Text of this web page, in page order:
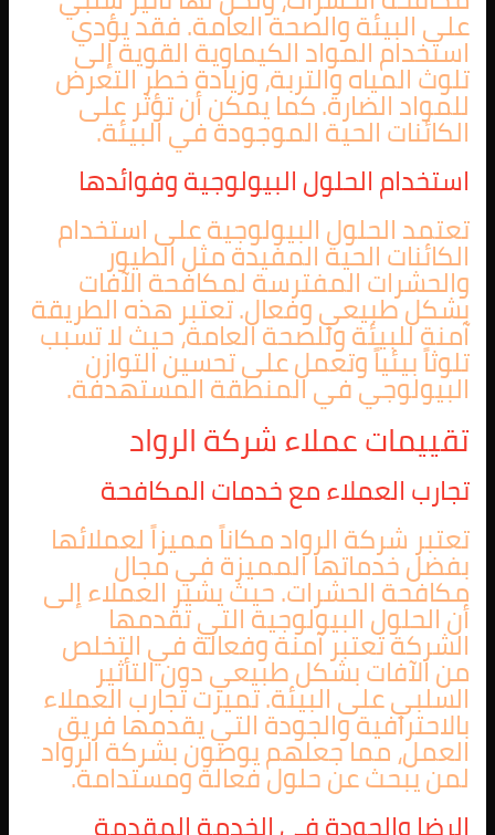
على البيئة والصحة العامة. فقد يؤدي
استخدام المواد الكيماوية القوية إلى
تلوث المياه والتربة، وزيادة خطر التعرض
للمواد الضارة. كما يمكن أن تؤثر على
الكائنات الحية الموجودة في البيئة.
استخدام الحلول البيولوجية وفوائدها
تعتمد الحلول البيولوجية على استخدام
الكائنات الحية المفيدة مثل الطيور
والحشرات المفترسة لمكافحة الآفات
بشكل طبيعي وفعال. تعتبر هذه الطريقة
آمنة للبيئة وللصحة العامة، حيث لا تسبب
تلوثاً بيئياً وتعمل على تحسين التوازن
البيولوجي في المنطقة المستهدفة.
تقييمات عملاء شركة الرواد
تجارب العملاء مع خدمات المكافحة
تعتبر شركة الرواد مكاناً مميزاً لعملائها
بفضل خدماتها المميزة في مجال
مكافحة الحشرات. حيث يشير العملاء إلى
أن الحلول البيولوجية التي تقدمها
الشركة تعتبر آمنة وفعالة في التخلص
من الآفات بشكل طبيعي دون التأثير
السلبي على البيئة. تميزت تجارب العملاء
بالاحترافية والجودة التي يقدمها فريق
العمل، مما جعلهم يوصون بشركة الرواد
لمن يبحث عن حلول فعالة ومستدامة.